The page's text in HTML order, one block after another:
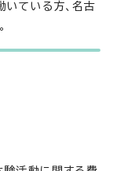
ている方、名古